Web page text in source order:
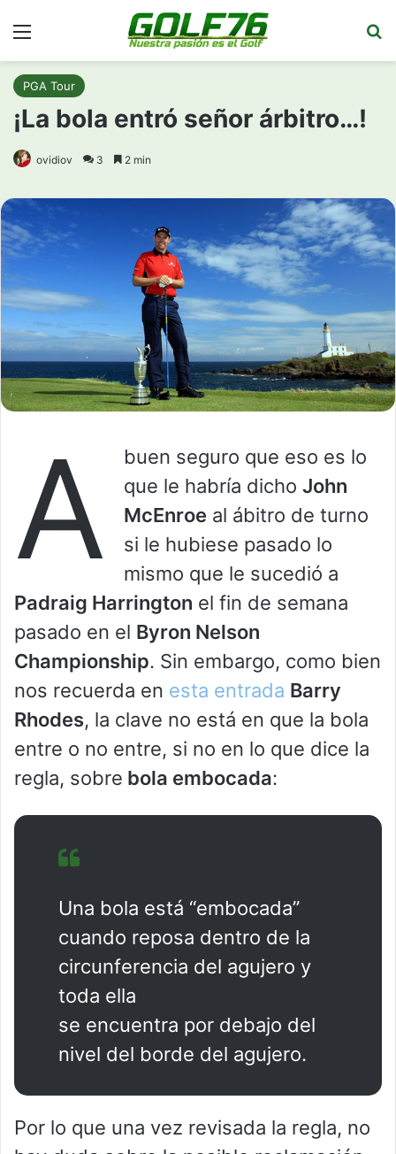
PGA Tour
¡La bola entró señor árbitro…!
ovidiov 3 2 min
A
buen seguro que eso es lo
que le habría dicho John
McEnroe al ábitro de turno
si le hubiese pasado lo
mismo que le sucedió a
Padraig Harrington el fin de semana
pasado en el Byron Nelson
Championship. Sin embargo, como bien
nos recuerda en esta entrada Barry
Rhodes, la clave no está en que la bola
entre o no entre, si no en lo que dice la
regla, sobre bola embocada:
Una bola está “embocada”
cuando reposa dentro de la
circunferencia del agujero y
toda ella
se encuentra por debajo del
nivel del borde del agujero.
Por lo que una vez revisada la regla, no